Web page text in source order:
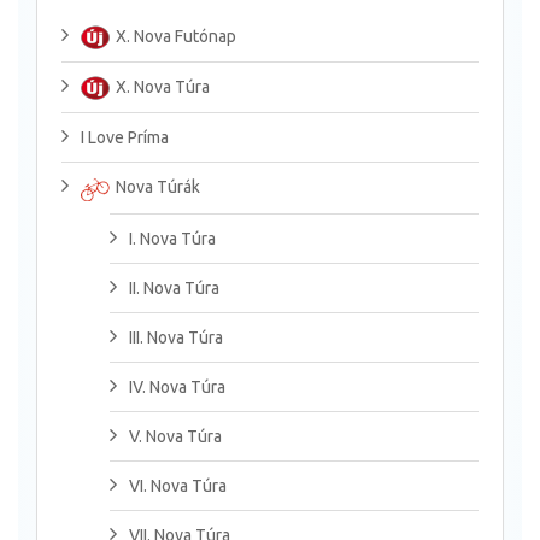
X. Nova Futónap
X. Nova Túra
I Love Príma
Nova Túrák
I. Nova Túra
II. Nova Túra
III. Nova Túra
IV. Nova Túra
V. Nova Túra
VI. Nova Túra
VII. Nova Túra